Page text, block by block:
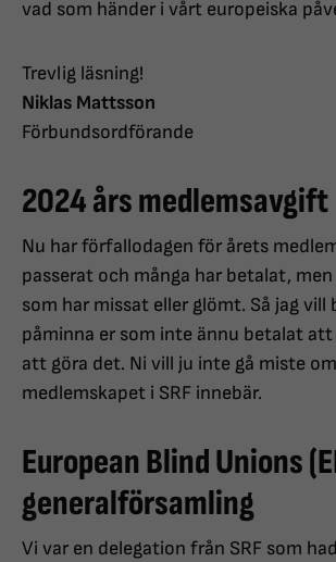
vad som händer i vårt europeiska
Trevlig läsning!
Niklas Mattsson
Förbundsordförande
2024 års medlemsavgift
Nu har förfallodagen för årets
passerat och många har betalat,
som har missat eller glömt. Så jag
påminna er som inte ännu betalat
att göra det. Ni vill ju inte gå miste
medlemskapet i SRF innebär.
European Blind Unions
generalförsamling
Vi var en delegation från SRF som